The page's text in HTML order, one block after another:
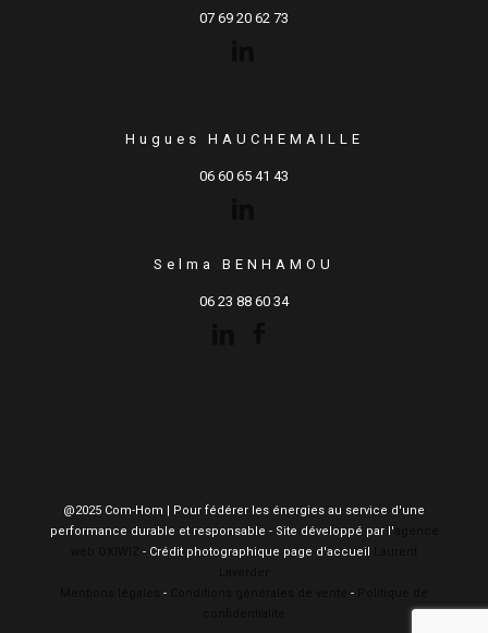
07 69 20 62 73
Hugues HAUCHEMAILLE
06 60 65 41 43
Selma BENHAMOU
06 23 88 60 34
@2025 Com-Hom | Pour fédérer les énergies au service d'une
performance durable et responsable - Site développé par l'
- Crédit photographique page d'accueil
- -